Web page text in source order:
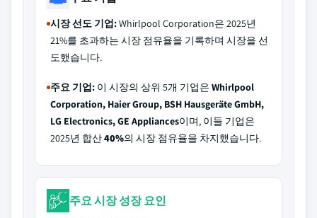
시장 선도 기업:Whirlpool Corporation은 2025년
21%를 초과하는 시장 점유율을 기록하며 시장을 선
도했습니다.
주요 기업: 이 시장의 상위 5개 기업은 Whirlpool
Corporation, Haier Group, BSH Hausgeräte GmbH,
LG Electronics, GE Appliances이며, 이들 기업은
2025년 합산40%의 시장 점유율을 차지했습니다.
주요 시장 성장 요인